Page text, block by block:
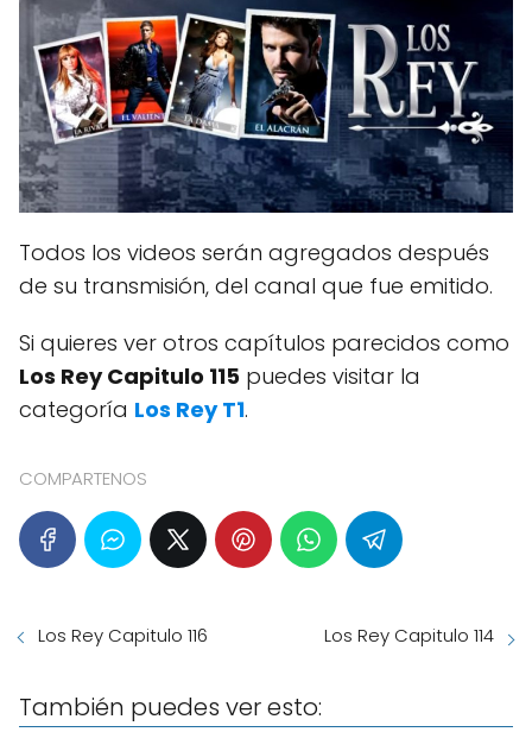
Todos los videos serán agregados después
de su transmisión, del canal que fue emitido.
Si quieres ver otros capítulos parecidos como
Los Rey Capitulo 115 puedes visitar la
categoría Los Rey T1.
COMPARTENOS
Los Rey Capitulo 116 Los Rey Capitulo 114
También puedes ver esto: